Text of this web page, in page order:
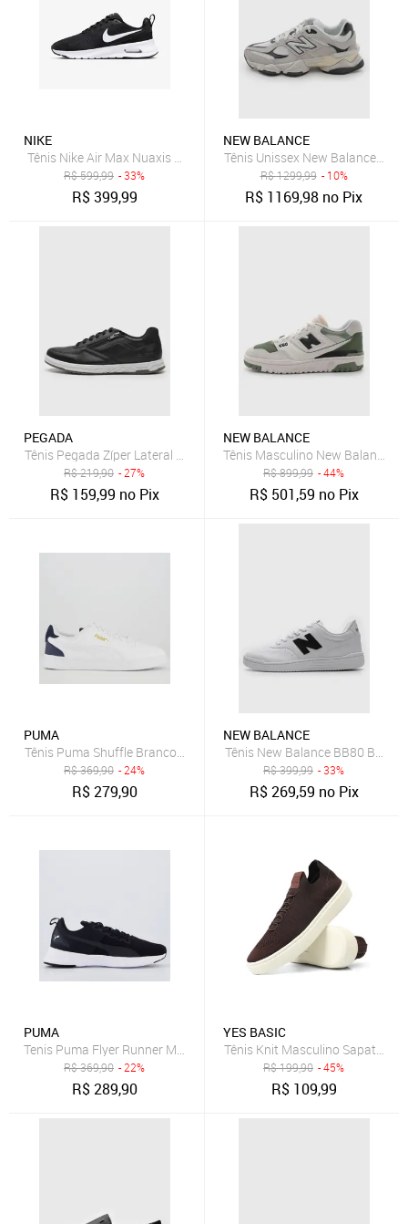
NIKE
Tênis Nike Air Max Nuaxis Masculino
R$599,99 - 33%
R$399,99
NEW BALANCE
Tênis Unissex New Balance
R$1299,99 - 10%
R$ 1169,98 no Pix
PEGADA
Tênis Pegada Zíper Lateral Preto
R$219,90 - 27%
R$ 159,99 no Pix
NEW BALANCE
Tênis Masculino New Balance
R$899,99 - 44%
R$ 501,59 no Pix
PUMA
Tênis Puma Shuffle Branco e Dourado
R$369,90 - 24%
R$279,90
NEW BALANCE
Tênis New Balance BB80 Branco
R$399,99 - 33%
R$269,59 no Pix
PUMA
Tenis Puma Flyer Runner Mesh BDP Preto
R$369,90 - 22%
R$289,90
YES BASIC
Tênis Knit Masculino Sapatenis
R$199,90 - 45%
R$ 109,99